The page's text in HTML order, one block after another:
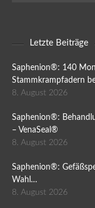
Letzte Beiträge
Saphenion®: 140
Stammkrampfadern
8. August 2026
Saphenion®:
– VenaSeal®
8. August 2026
Saphenion®:
Wahl…
8. August 2026